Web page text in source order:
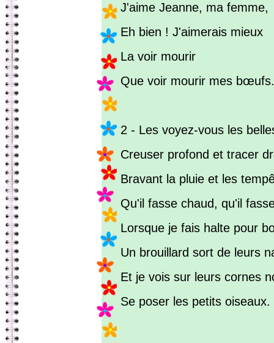
J'aime Jeanne, ma femme,
Eh bien ! J'aimerais mieux
La voir mourir
Que voir mourir mes bœufs.
2 - Les voyez-vous les
Creuser profond et tracer
Bravant la pluie et les
Qu'il fasse chaud, qu'il
Lorsque je fais halte pour
Un brouillard sort de leurs
Et je vois sur leurs cornes
Se poser les petits oiseaux.